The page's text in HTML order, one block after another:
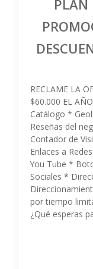
RECLAME LA
$60.000 EL
Catálogo *
Reseñas del
Contador de
Enlaces a
You Tube *
Sociales *
por tiempo
¿Qué esperas